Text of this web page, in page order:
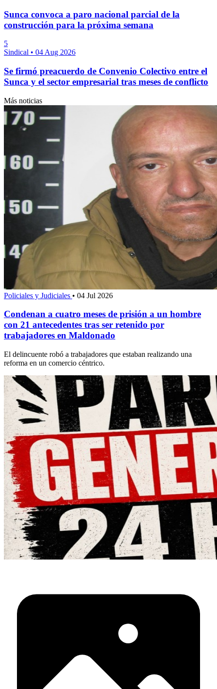
Sunca convoca a paro nacional parcial de la
construcción para la próxima semana
5
Sindical • 04 Aug 2026
Se firmó preacuerdo de Convenio Colectivo entre el
Sunca y el sector empresarial tras meses de conflicto
Más noticias
Policiales y Judiciales • 04 Jul 2026
Condenan a cuatro meses de prisión a un hombre
con 21 antecedentes tras ser retenido por
trabajadores en Maldonado
El delincuente robó a trabajadores que estaban realizando una
reforma en un comercio céntrico.